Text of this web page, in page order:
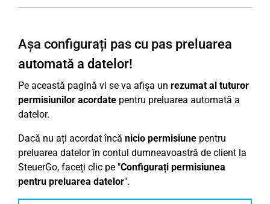
Așa configurați pas cu pas preluarea
automată a datelor!
Pe această pagină vi se va afișa un rezumat al tuturor
permisiunilor acordate pentru preluarea automată a
datelor.
Dacă nu ați acordat încă nicio permisiune pentru
preluarea datelor în contul dumneavoastră de client la
SteuerGo, faceți clic pe "Configurați permisiunea
pentru preluarea datelor".